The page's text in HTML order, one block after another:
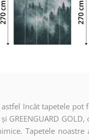
încât tapetele
Tapetele